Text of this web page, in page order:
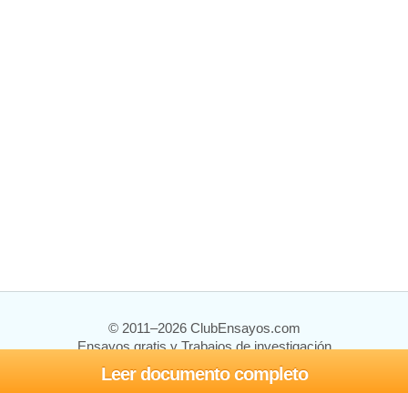
Leer documento completo
© 2011–2026 ClubEnsayos.com
Ensayos gratis y Trabajos de investigación